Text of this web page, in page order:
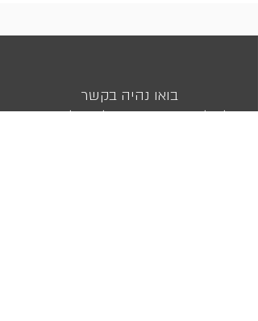
בואו נהיה בקשר
לשאלות עזרה ובירורים אפשר לפנות אלינו